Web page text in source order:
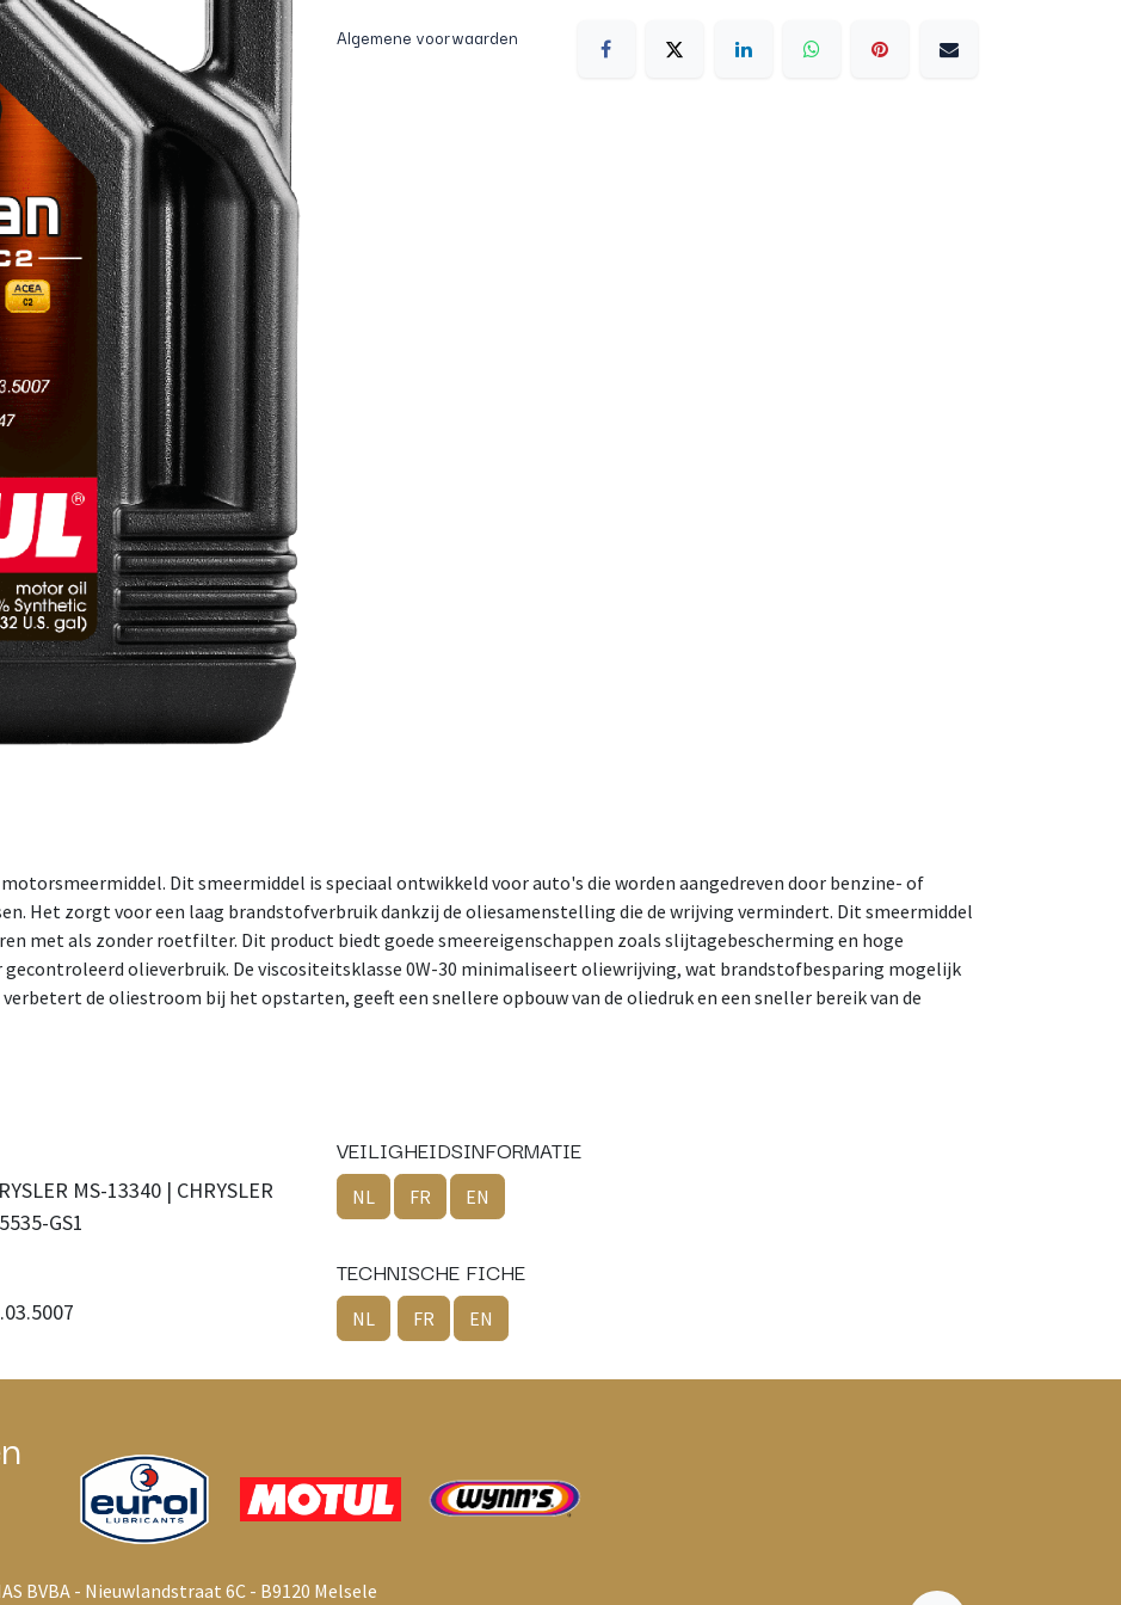
Algemene voorwaarden
Dit smeermiddel is speciaal ontwikkeld voor auto's die worden aangedreven door benzine- of
Het zorgt voor een laag brandstofverbruik dankzij de oliesamenstelling die de wrijving vermindert. Dit smeermiddel
met als zonder roetfilter. Dit product biedt goede smeereigenschappen zoals slijtagebescherming en hoge
olieverbruik. De viscositeitsklasse 0W-30 minimaliseert oliewrijving, wat brandstofbesparing mogelijk
de oliestroom bij het opstarten, geeft een snellere opbouw van de oliedruk en een sneller bereik van de
MS-13340 | CHRYSLER
GS1
VEILIGHEIDSINFORMATIE
NL FR EN
TECHNISCHE FICHE
NL FR EN
BVBA - Nieuwlandstraat 6C - B9120 Melsele